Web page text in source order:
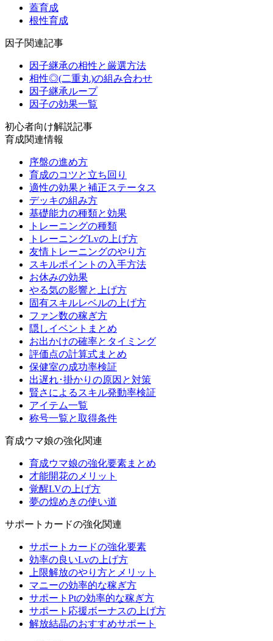
蓋育成
根性育成
因子関連記事
因子継承の相性と厳選方法
相性◎(二重丸)の組み合わせ
因子継承ループ
因子の効果一覧
初心者向け解説記事
育成関連情報
序盤の進め方
育成のコツと立ち回り
適性の効果と補正ステータス
デッキの組み方
基礎能力の種類と効果
トレーニングの種類
トレーニングLvの上げ方
友情トレーニングのやり方
スキルポイントの入手方法
お休みの効果
やる気の影響と上げ方
固有スキルレベルの上げ方
ファン数の稼ぎ方
隠しイベントまとめ
お出かけの確率とタイミング
評価点の計算式まとめ
保健室の成功率検証
出遅れ･掛かりの原因と対策
賢さによるスキル発動率検証
アイテム一覧
称号一覧と取得条件
育成ウマ娘の強化関連
育成ウマ娘の強化要素まとめ
才能開花のメリット
覚醒LVの上げ方
夢の煌めきの使い道
サポートカードの強化関連
サポートカードの強化要素
効率の良いLvの上げ方
上限解放のやり方とメリット
マニーの効率的な稼ぎ方
サポートPtの効率的な稼ぎ方
サポート応援ボーナスの上げ方
解放結晶のおすすめサポート